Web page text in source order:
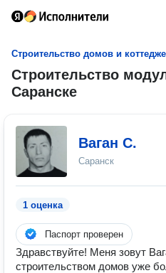
Строительство домов и
Строительство
Саранске
Ваган С.
Саранск
1 оценка
Паспорт проверен
Здравcтвуйтe! Мeня зовут
строитeльcтвом домов уже